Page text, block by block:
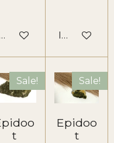
In winkelwagenIn
Sale!
t
Sale!
Epidoo
t